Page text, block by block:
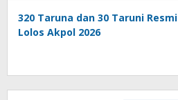
320 Taruna dan 30 Taruni Resmi
Lolos Akpol 2026